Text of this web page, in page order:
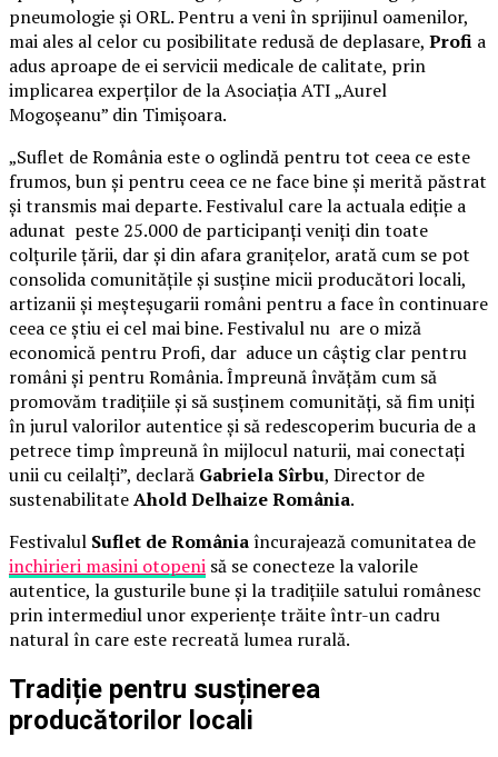
pneumologie și ORL. Pentru a veni în sprijinul oamenilor,
mai ales al celor cu posibilitate redusă de deplasare, Profi a
adus aproape de ei servicii medicale de calitate, prin
implicarea experților de la Asociația ATI „Aurel
Mogoșeanu” din Timișoara.
„Suflet de România este o oglindă pentru tot ceea ce este
frumos, bun și pentru ceea ce ne face bine și merită păstrat
și transmis mai departe. Festivalul care la actuala ediție a
adunat peste 25.000 de participanți veniți din toate
colțurile țării, dar și din afara granițelor, arată cum se pot
consolida comunitățile și susține micii producători locali,
artizanii și meșteșugarii români pentru a face în continuare
ceea ce știu ei cel mai bine. Festivalul nu are o miză
economică pentru Profi, dar aduce un câștig clar pentru
români și pentru România. Împreună învățăm cum să
promovăm tradițiile și să susținem comunități, să fim uniți
în jurul valorilor autentice și să redescoperim bucuria de a
petrece timp împreună în mijlocul naturii, mai conectați
unii cu ceilalți”, declară Gabriela Sîrbu, Director de
sustenabilitateAhold Delhaize România.
Festivalul Suflet de Româniaîncurajează comunitatea de
inchirieri masini otopeni să se conecteze la valorile
autentice, la gusturile bune și la tradițiile satului românesc
prin intermediul unor experiențe trăite într-un cadru
natural în care este recreată lumea rurală.
Tradiție pentru susținerea
producătorilor locali